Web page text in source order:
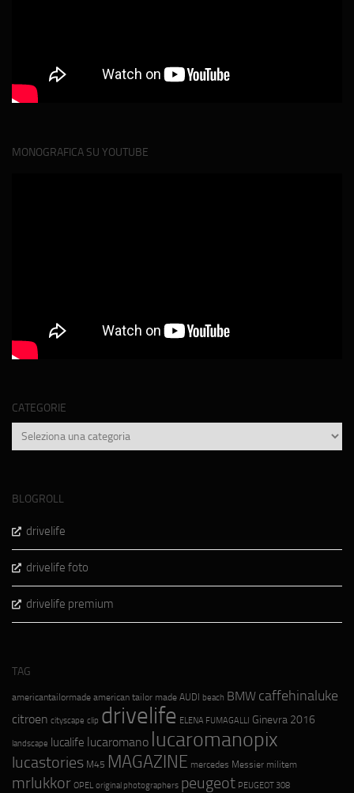
MONOGRAFICA SU YOUTUBE
CATEGORIE
Categorie
BLOGROLL
drivelife
drivelife foto
drivelife premium
TAG
americantailormade american tailor made AUDI beach BMW caffehinaluke
citroen cityscape clip drivelife ELENA FUMAGALLI Ginevra 2016
landscape lucalife lucaromano lucaromanopix
lucastories M45 MAGAZINE mercedes Messier militem
mrlukkor OPEL original photographers peugeot PEUGEOT 308